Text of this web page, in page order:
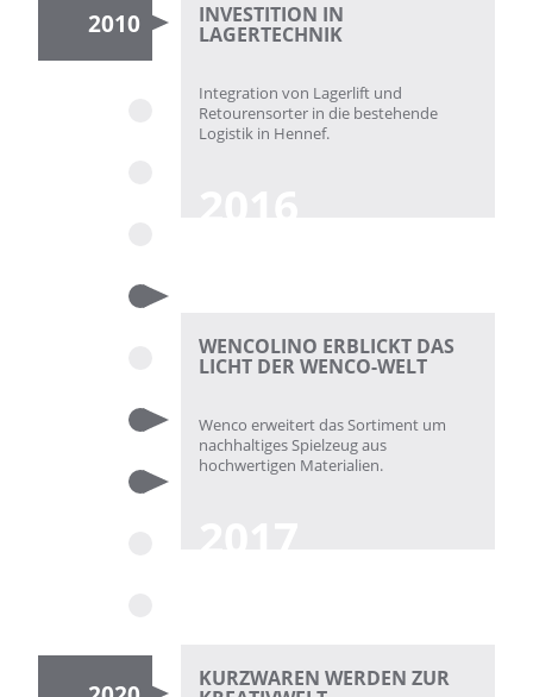
INVESTITION IN
LAGERTECHNIK
Integration von Lagerlift und
Retourensorter in die bestehende
Logistik in Hennef.
WENCOLINO ERBLICKT DAS
LICHT DER WENCO-WELT
Wenco erweitert das Sortiment um
nachhaltiges Spielzeug aus
hochwertigen Materialien.
KURZWAREN WERDEN ZUR
2010